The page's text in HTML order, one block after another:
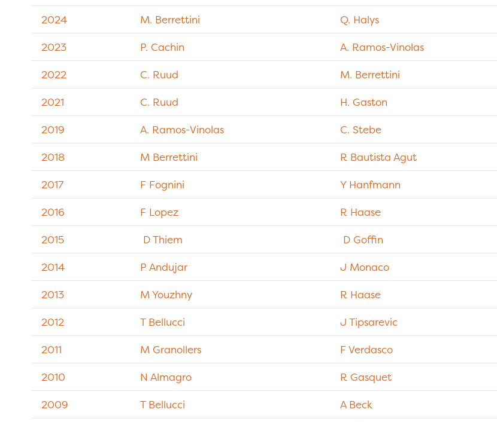
2024
M. Berrettini Q. Halys
2023
P. Cachin A. Ramos-Vinolas
2022
C. Ruud M. Berrettini
2021
C. Ruud H. Gaston
2019
A. Ramos-Vinolas C. Stebe
2018
M Berrettini R Bautista Agut
2017
F Fognini Y Hanfmann
2016
F Lopez R Haase
2015
D Thiem D Goffin
2014
P Andujar J Monaco
2013
M Youzhny R Haase
2012
T Bellucci J Tipsarevic
2011
M Granollers F Verdasco
2010
N Almagro R Gasquet
2009
T Bellucci A Beck